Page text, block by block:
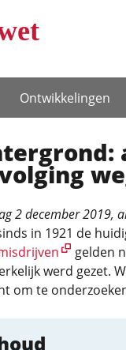
Ontwikke­lingen
2 december 2019,
in 1921 de
gelden
werd gezet.
om te